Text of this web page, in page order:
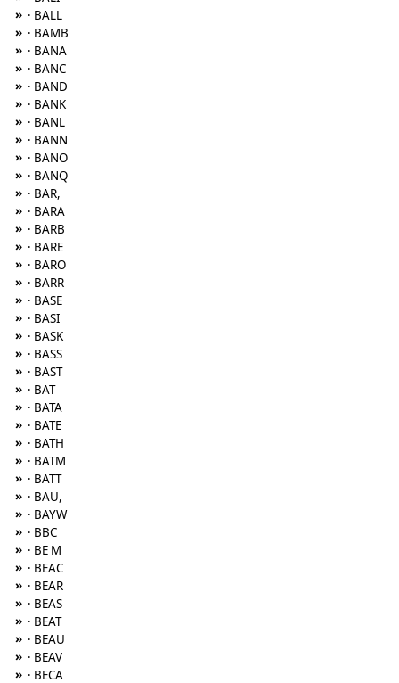
» · BALL
» · BAMB
» · BANA
» · BANC
» · BAND
» · BANK
» · BANL
» · BANN
» · BANO
» · BANQ
» · BAR,
» · BARA
» · BARB
» · BARE
» · BARO
» · BARR
» · BASE
» · BASI
» · BASK
» · BASS
» · BAST
» · BAT
» · BATA
» · BATE
» · BATH
» · BATM
» · BATT
» · BAU,
» · BAYW
» · BBC
» · BE M
» · BEAC
» · BEAR
» · BEAS
» · BEAT
» · BEAU
» · BEAV
» · BECA